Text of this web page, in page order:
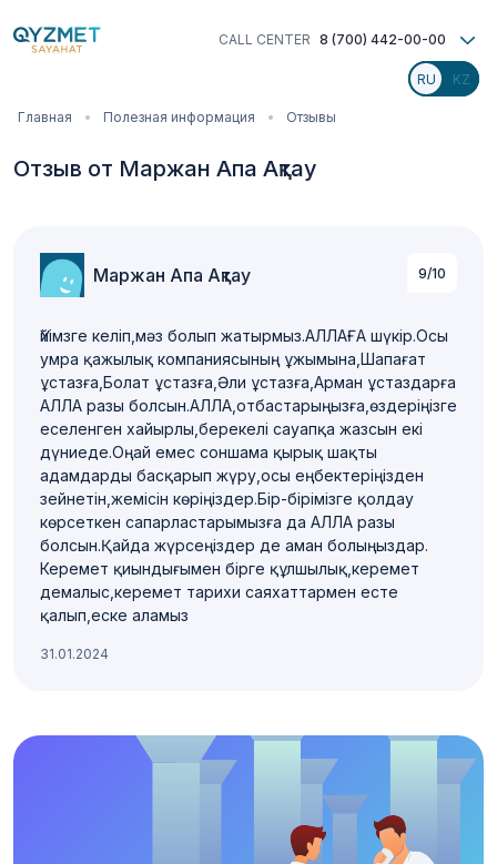
CALL CENTER 8 (700) 442-00-00
Строка
навигации
Главная Полезная информация Отзывы
Отзыв от Маржан Апа Ақтау
Маржан Апа Ақтау 9/10
Үйімзге келіп,мәз болып жатырмыз.АЛЛАҒА шүкір.Осы
умра қажылық компаниясының ұжымына,Шапағат
ұстазға,Болат ұстазға,Әли ұстазға,Арман ұстаздарға
АЛЛА разы болсын.АЛЛА,отбастарыңызға,өздеріңізге
еселенген хайырлы,берекелі сауапқа жазсын екі
дүниеде.Оңай емес соншама қырық шақты
адамдарды басқарып жүру,осы еңбектеріңізден
зейнетін,жемісін көріңіздер.Бір-бірімізге қолдау
көрсеткен сапарластарымызға да АЛЛА разы
болсын.Қайда жүрсеңіздер де аман болыңыздар.
Керемет қиындығымен бірге құлшылық,керемет
демалыс,керемет тарихи саяхаттармен есте
қалып,еске аламыз
31.01.2024